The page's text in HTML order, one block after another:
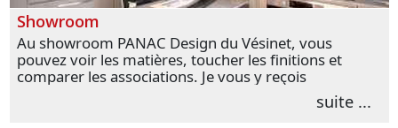
Showroom
Au showroom PANAC Design du Vésinet, vous
pouvez voir les matières, toucher les finitions et
comparer les associations. Je vous y reçois
personnellement pour parler de votre projet et
transformer vos premières idées en choix plussuite ...